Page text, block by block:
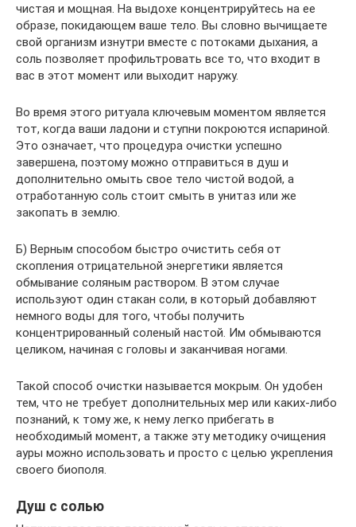
чистая и мощная. На выдохе концентрируйтесь на ее
образе, покидающем ваше тело. Вы словно вычищаете
свой организм изнутри вместе с потоками дыхания, а
соль позволяет профильтровать все то, что входит в
вас в этот момент или выходит наружу.
Во время этого ритуала ключевым моментом является
тот, когда ваши ладони и ступни покроются испариной.
Это означает, что процедура очистки успешно
завершена, поэтому можно отправиться в душ и
дополнительно омыть свое тело чистой водой, а
отработанную соль стоит смыть в унитаз или же
закопать в землю.
Б) Верным способом быстро очистить себя от
скопления отрицательной энергетики является
обмывание соляным раствором. В этом случае
используют один стакан соли, в который добавляют
немного воды для того, чтобы получить
концентрированный соленый настой. Им обмываются
целиком, начиная с головы и заканчивая ногами.
Такой способ очистки называется мокрым. Он удобен
тем, что не требует дополнительных мер или каких-либо
познаний, к тому же, к нему легко прибегать в
необходимый момент, а также эту методику очищения
ауры можно использовать и просто с целью укрепления
своего биополя.
Душ с солью